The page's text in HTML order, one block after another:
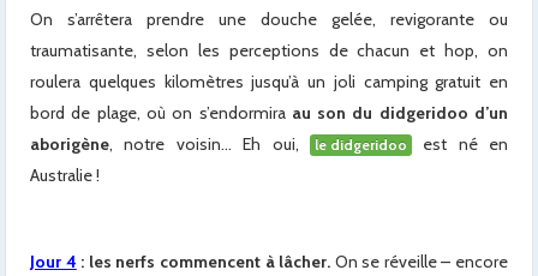
On s’arrêtera prendre une douche gelée, revigorante ou
traumatisante, selon les perceptions de chacun et hop, on
roulera quelques kilomètres jusqu’à un joli camping gratuit en
bord de plage, où on s’endormira au son du didgeridoo d’un
aborigène, notre voisin… Eh oui, le didgeridoo
est né en
Australie !
Jour 4 : les nerfs commencent à lâcher. On se réveille – encore